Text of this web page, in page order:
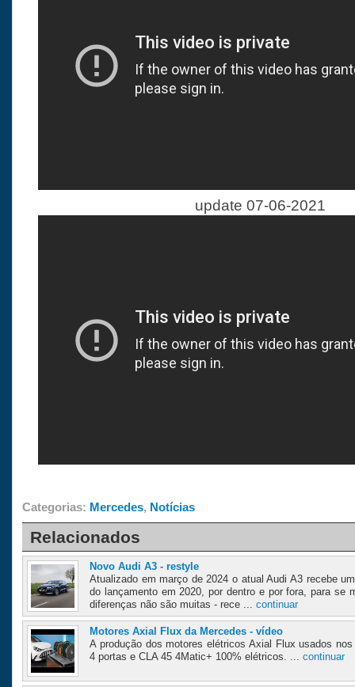
update 07-06-2021
Categorias: Mercedes, Notícias
Relacionados
Novo Audi A3 - restyle
Atualizado em março de 2024 o atual Audi A3 recebe
do lançamento em 2020, por dentro e por fora, para se
diferenças não são muitas - rece ... continuar
Motores Axial Flux da Mercedes - vídeo
A produção dos motores elétricos Axial Flux usados
4 portas e CLA 45 4Matic+ 100% elétricos. ... continuar